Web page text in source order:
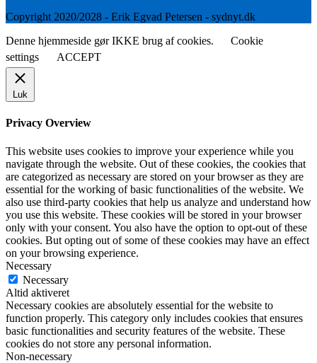
Copyright 2020/2028 - Erik Egvad Petersen - sydnyt.dk
Denne hjemmeside gør IKKE brug af cookies.
Cookie
settings
ACCEPT
Luk
Privacy Overview
This website uses cookies to improve your experience while you
navigate through the website. Out of these cookies, the cookies that
are categorized as necessary are stored on your browser as they are
essential for the working of basic functionalities of the website. We
also use third-party cookies that help us analyze and understand how
you use this website. These cookies will be stored in your browser
only with your consent. You also have the option to opt-out of these
cookies. But opting out of some of these cookies may have an effect
on your browsing experience.
Necessary
Necessary
Altid aktiveret
Necessary cookies are absolutely essential for the website to
function properly. This category only includes cookies that ensures
basic functionalities and security features of the website. These
cookies do not store any personal information.
Non-necessary